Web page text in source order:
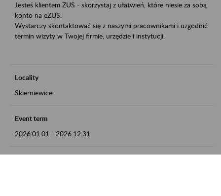
Jesteś klientem ZUS - skorzystaj z ułatwień, które niesie za sobą
konto na eZUS.
Wystarczy skontaktować się z naszymi pracownikami i uzgodnić
termin wizyty w Twojej firmie, urzędzie i instytucji.
Locality
Skierniewice
Event term
2026.01.01 - 2026.12.31